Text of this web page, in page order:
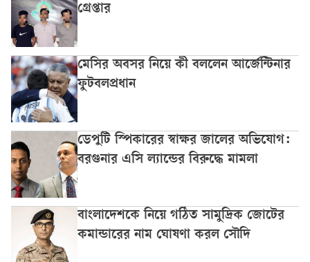
গ্রেপ্তার
মেসির অবসর নিয়ে কী বললেন আর্জেন্টিনার
ফুটবলপ্রধান
ডেপুটি স্পিকারের স্বাক্ষর জালের অভিযোগ:
বরগুনার এসি ল্যান্ডের বিরুদ্ধে মামলা
বাংলাদেশকে নিয়ে গঠিত সামুদ্রিক জোটের
কমান্ডারের নাম ঘোষণা করল সৌদি